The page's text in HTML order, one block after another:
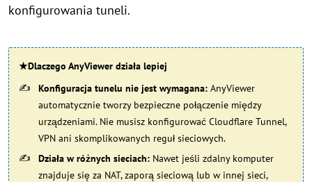
konfigurowania tuneli.
★Dlaczego AnyViewer działa lepiej
Konfiguracja tunelu nie jest wymagana: AnyViewer
automatycznie tworzy bezpieczne połączenie między
urządzeniami. Nie musisz konfigurować Cloudflare Tunnel,
VPN ani skomplikowanych reguł sieciowych.
Działa w różnych sieciach: Nawet jeśli zdalny komputer
znajduje się za NAT, zaporą sieciową lub w innej sieci,